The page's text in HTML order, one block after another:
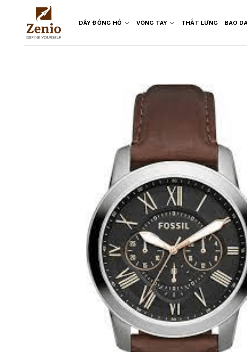
content
DÂY ĐỒNG HỒ VÒNG TAY THẮT LƯNG BAO